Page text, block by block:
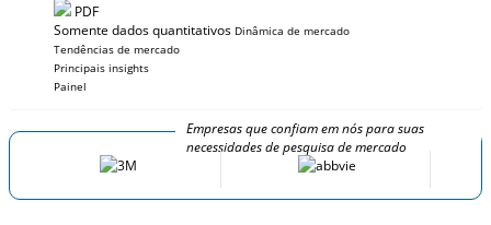
PDF
Somente dados quantitativos Dinâmica de mercado
Tendências de mercado
Principais insights
Painel
Empresas que confiam em nós para suas
necessidades de pesquisa de mercado